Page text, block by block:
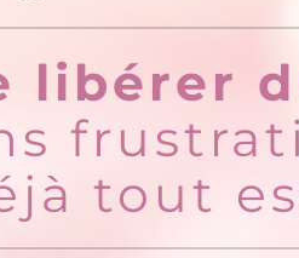
libérer
tout